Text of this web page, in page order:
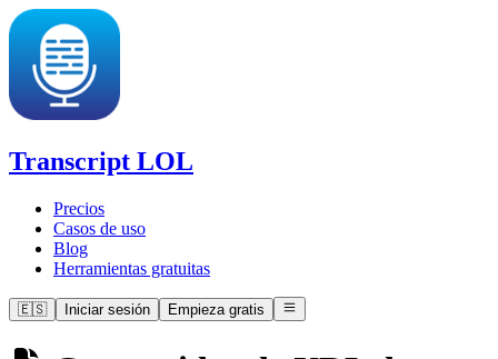
Transcript LOL
Precios
Casos de uso
Blog
Herramientas gratuitas
🇪🇸 Iniciar sesión Empieza gratis